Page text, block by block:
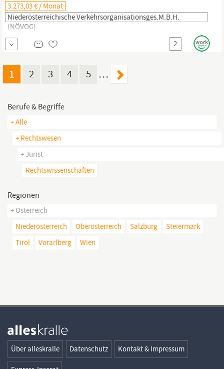
3.273,03 € / Monat
Niederösterreichische Verkehrsorganisationsges.m.b.H.
(NÖVOG)
Wir sind die NÖVOG. Mit unseren sechs Bahnen und zwei
Seilbahnen, unseren regionalen Busangeboten und
in ganz Niederösterreich ein dichtes öffentliches und touristisches
Mobilitätsnetz für unsere Kundinnen und Kunden bereit. Mobilität
2
1 2 3 4 5 …
Berufe & Begriffe
+ Alle
+ Rechtswesen
+ Jurist
Rechtswissenschaften
Regionen
+ Österreich
Niederösterreich
Oberösterreich Salzburg
Steiermark
Tirol
Vorarlberg Wien
Über alleskralle Datenschutz Kontakt & Impressum